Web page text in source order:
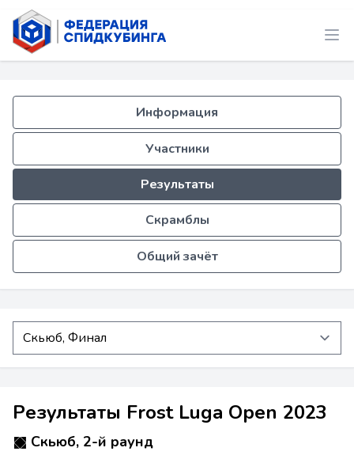
Информация
Участники
Результаты
Скрамблы
Общий зачёт
Результаты Frost Luga Open 2023
Скьюб, 2-й раунд